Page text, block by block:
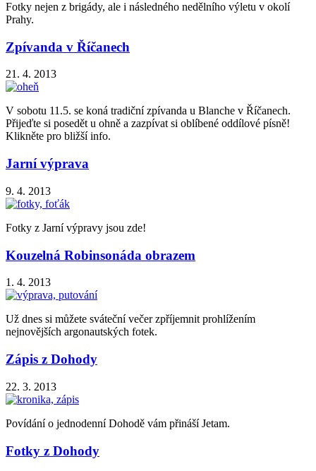
Fotky nejen z brigády, ale i následného nedělního výletu v okolí
Prahy.
Zpívanda v Říčanech
21. 4. 2013
V sobotu 11.5. se koná tradiční zpívanda u Blanche v Říčanech.
Přijeďte si posedět u ohně a zazpívat si oblíbené oddílové písně!
Klikněte pro bližší info.
Jarní výprava
9. 4. 2013
Fotky z Jarní výpravy jsou zde!
Kouzelná Robinsonáda obrazem
1. 4. 2013
Už dnes si můžete sváteční večer zpříjemnit prohlížením
nejnovějších argonautských fotek.
Zápis z Dohody
22. 3. 2013
Povídání o jednodenní Dohodě vám přináší Jetam.
Fotky z Dohody